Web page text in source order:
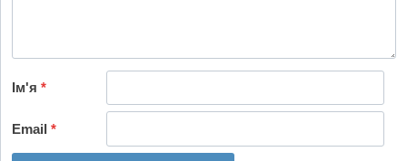
Ім'я*
Email*